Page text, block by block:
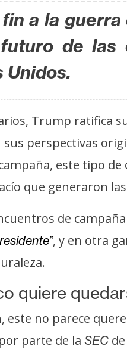
a la
de las
Unidos.
Trump ratifica
perspectivas
este tipo
que generaron
de
, y en otra
quiere
este no parece
parte de la SEC